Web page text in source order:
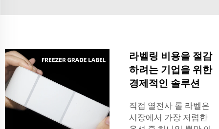
라벨링 비용을 절감
하려는 기업을 위한
경제적인 솔루션
직접 열전사 롤 라벨은
시장에서 가장 저렴한